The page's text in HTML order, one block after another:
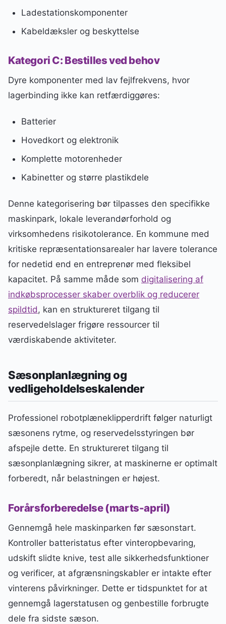
Ladestationskomponenter
Kabeldæksler og beskyttelse
Kategori C: Bestilles ved behov
Dyre komponenter med lav fejlfrekvens, hvor
lagerbinding ikke kan retfærdiggøres:
Batterier
Hovedkort og elektronik
Komplette motorenheder
Kabinetter og større plastikdele
Denne kategorisering bør tilpasses den specifikke
maskinpark, lokale leverandørforhold og
virksomhedens risikotolerance. En kommune med
kritiske repræsentationsarealer har lavere tolerance
for nedetid end en entreprenør med fleksibel
kapacitet. På samme måde som digitalisering af
indkøbsprocesser skaber overblik og reducerer
spildtid , kan en struktureret tilgang til
reservedelslager frigøre ressourcer til
værdiskabende aktiviteter.
Sæsonplanlægning og
vedligeholdelseskalender
Professionel robotplæneklipperdrift følger naturligt
sæsonens rytme, og reservedelsstyringen bør
afspejle dette. En struktureret tilgang til
sæsonplanlægning sikrer, at maskinerne er optimalt
forberedt, når belastningen er højest.
Forårsforberedelse (marts-april)
Gennemgå hele maskinparken før sæsonstart.
Kontroller batteristatus efter vinteropbevaring,
udskift slidte knive, test alle sikkerhedsfunktioner
og verificer, at afgrænsningskabler er intakte efter
vinterens påvirkninger. Dette er tidspunktet for at
gennemgå lagerstatusen og genbestille forbrugte
dele fra sidste sæson.